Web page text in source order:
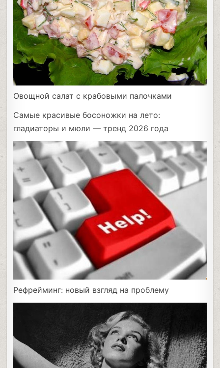
Овощной салат с крабовыми палочками
Самые красивые босоножки на лето:
гладиаторы и мюли — тренд 2026 года
Рефрейминг: новый взгляд на проблему